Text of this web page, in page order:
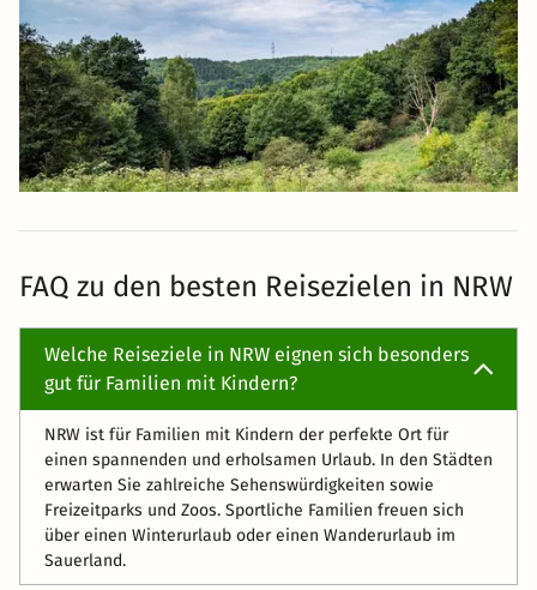
FAQ zu den besten Reisezielen in NRW
Welche Reiseziele in NRW eignen sich besonders
gut für Familien mit Kindern?
NRW ist für Familien mit Kindern der perfekte Ort für
einen spannenden und erholsamen Urlaub. In den Städten
erwarten Sie zahlreiche Sehenswürdigkeiten sowie
Freizeitparks und Zoos. Sportliche Familien freuen sich
über einen Winterurlaub oder einen Wanderurlaub im
Sauerland.